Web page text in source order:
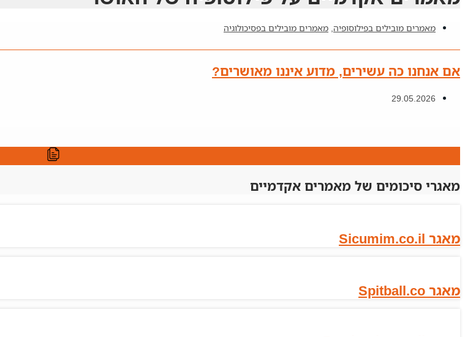
מאמרים מובילים בפילוסופיה, מאמרים מובילים בפסיכולוגיה
אם אנחנו כה עשירים, מדוע איננו מאושרים?
29.05.2026
מאגרי סיכומים של מאמרים אקדמיים
מאגר Sicumim.co.il
מאגר Spitball.co